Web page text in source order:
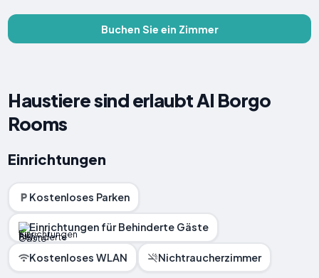
Buchen Sie ein Zimmer
Haustiere sind erlaubt Al Borgo
Rooms
Einrichtungen
Kostenloses Parken
Einrichtungen für Behinderte Gäste
Kostenloses WLAN Nichtraucherzimmer